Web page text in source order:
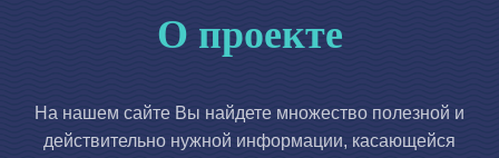
О проекте
На нашем сайте Вы найдете множество полезной и
действительно нужной информации, касающейся